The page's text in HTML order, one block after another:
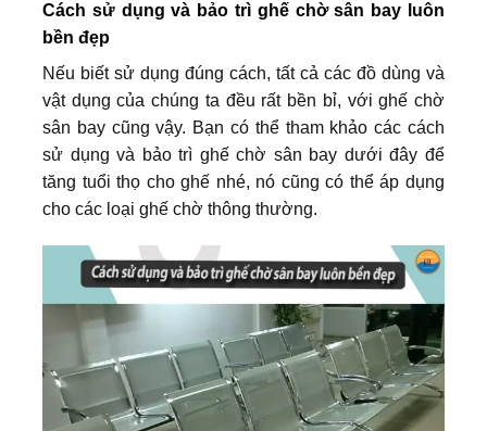
Cách sử dụng và bảo trì ghế chờ sân bay luôn
bền đẹp
Nếu biết sử dụng đúng cách, tất cả các đồ dùng và
vật dụng của chúng ta đều rất bền bỉ, với ghế chờ
sân bay cũng vậy. Bạn có thể tham khảo các cách
sử dụng và bảo trì ghế chờ sân bay dưới đây để
tăng tuổi thọ cho ghế nhé, nó cũng có thể áp dụng
cho các loại ghế chờ thông thường.